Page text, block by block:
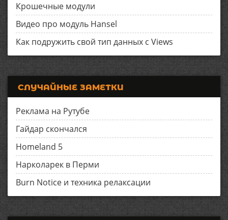
Крошечные модули
Видео про модуль Hansel
Как подружить свой тип данных с Views
СЛУЧАЙНЫЕ ЗАМЕТКИ
Реклама на Рутубе
Гайдар скончался
Homeland 5
Нарколарек в Перми
Burn Notice и техника релаксации